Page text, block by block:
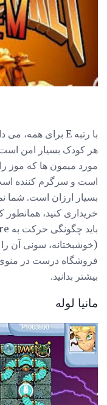
با رتبه E برای همه، می دانید که
هر کودک بسیار امن
مورد میمون ها که موز
بسیار ارزان است. شما
خریداری کنید، همانطور
(خوشبختانه، سونی آن
بیشتر بدانید.
مانیا لوله